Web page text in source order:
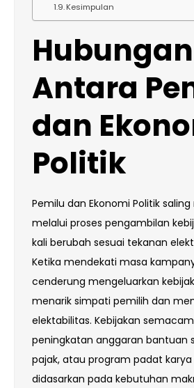
Kesimpulan
Hubungan
Antara
dan
Politik
Pemilu dan Ekonomi Politik
melalui proses pengambilan
kali berubah sesuai tekanan
Ketika mendekati masa
cenderung mengeluarkan
menarik simpati pemilih dan
elektabilitas. Kebijakan
peningkatan anggaran bantuan
pajak, atau program padat
didasarkan pada kebutuhan